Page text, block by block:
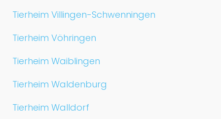
Tierheim Villingen-Schwenningen
Tierheim Vöhringen
Tierheim Waiblingen
Tierheim Waldenburg
Tierheim Walldorf